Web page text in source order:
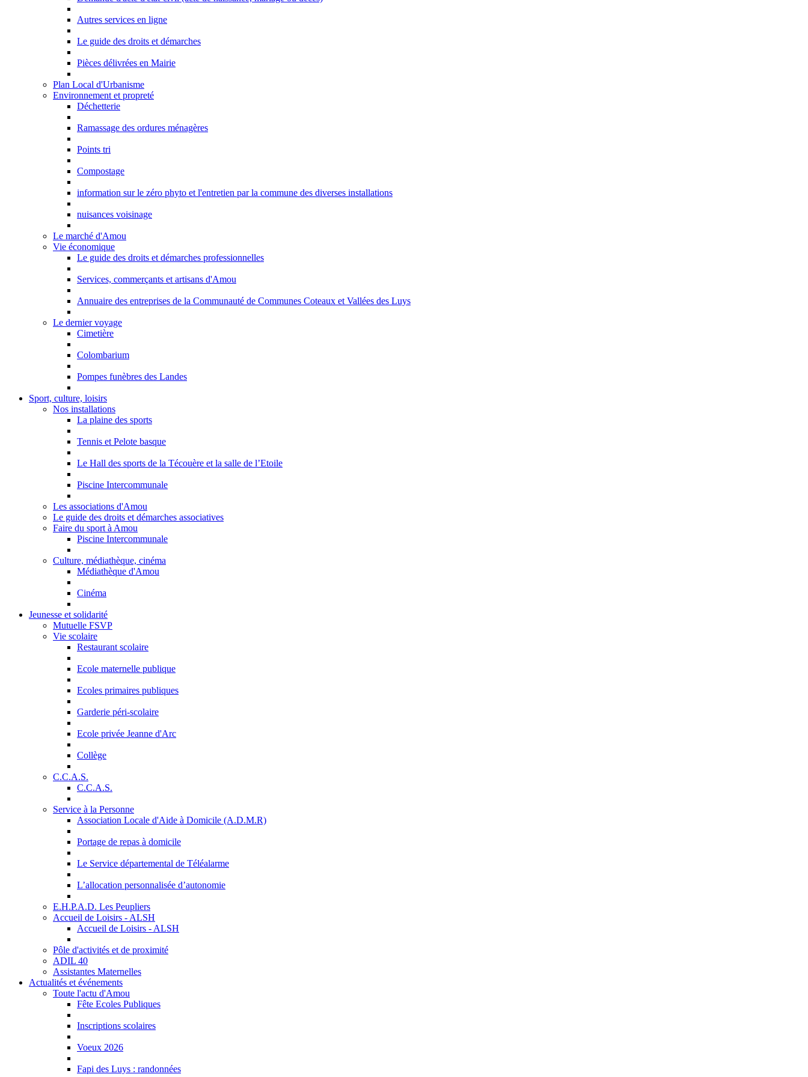
Autres services en ligne
Le guide des droits et démarches
Pièces délivrées en Mairie
Plan Local d'Urbanisme
Environnement et propreté
Déchetterie
Ramassage des ordures ménagères
Points tri
Compostage
information sur le zéro phyto et l'entretien par la commune des diverses installations
nuisances voisinage
Le marché d'Amou
Vie économique
Le guide des droits et démarches professionnelles
Services, commerçants et artisans d'Amou
Annuaire des entreprises de la Communauté de Communes Coteaux et Vallées des Luys
Le dernier voyage
Cimetière
Colombarium
Pompes funèbres des Landes
Sport, culture, loisirs
Nos installations
La plaine des sports
Tennis et Pelote basque
Le Hall des sports de la Técouère et la salle de l’Etoile
Piscine Intercommunale
Les associations d'Amou
Le guide des droits et démarches associatives
Faire du sport à Amou
Piscine Intercommunale
Culture, médiathèque, cinéma
Médiathèque d'Amou
Cinéma
Jeunesse et solidarité
Mutuelle FSVP
Vie scolaire
Restaurant scolaire
Ecole maternelle publique
Ecoles primaires publiques
Garderie péri-scolaire
Ecole privée Jeanne d'Arc
Collège
C.C.A.S.
C.C.A.S.
Service à la Personne
Association Locale d'Aide à Domicile (A.D.M.R)
Portage de repas à domicile
Le Service départemental de Téléalarme
L’allocation personnalisée d’autonomie
E.H.P.A.D. Les Peupliers
Accueil de Loisirs - ALSH
Accueil de Loisirs - ALSH
Pôle d'activités et de proximité
ADIL 40
Assistantes Maternelles
Actualités et événements
Toute l'actu d'Amou
Fête Ecoles Publiques
Inscriptions scolaires
Voeux 2026
Fapi des Luys : randonnées